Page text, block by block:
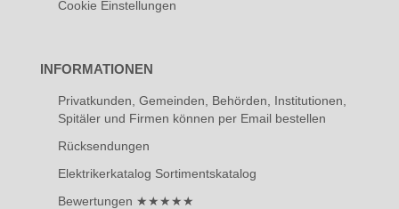
Cookie Einstellungen
INFORMATIONEN
Privatkunden, Gemeinden, Behörden, Institutionen,
Spitäler und Firmen können per Email bestellen
Rücksendungen
Elektrikerkatalog Sortimentskatalog
Bewertungen ★★★★★